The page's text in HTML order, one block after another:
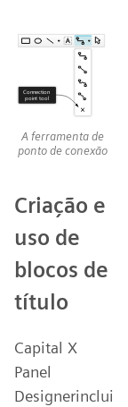
A ferramenta de
ponto de conexão
Criação e
uso de
blocos de
título
Capital X
Panel
Designerinclui